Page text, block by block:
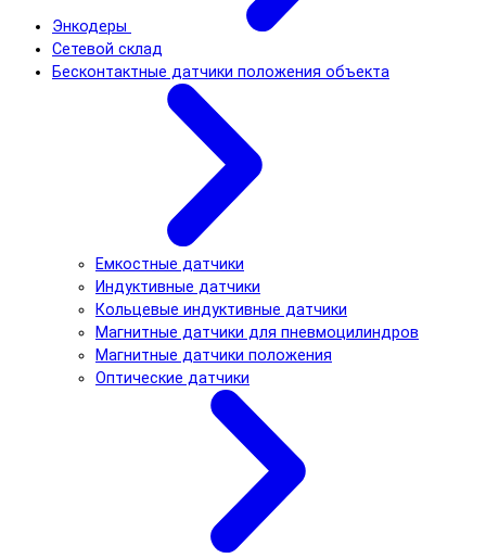
Энкодеры
Сетевой склад
Бесконтактные датчики положения объекта
Емкостные датчики
Индуктивные датчики
Кольцевые индуктивные датчики
Магнитные датчики для пневмоцилиндров
Магнитные датчики положения
Оптические датчики